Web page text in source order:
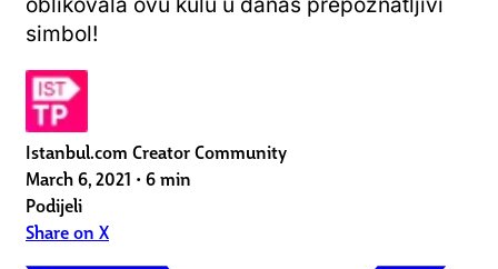
simbol!
Istanbul.com Creator Community
March 6, 2021 • 6 min
Podijeli
Share on X